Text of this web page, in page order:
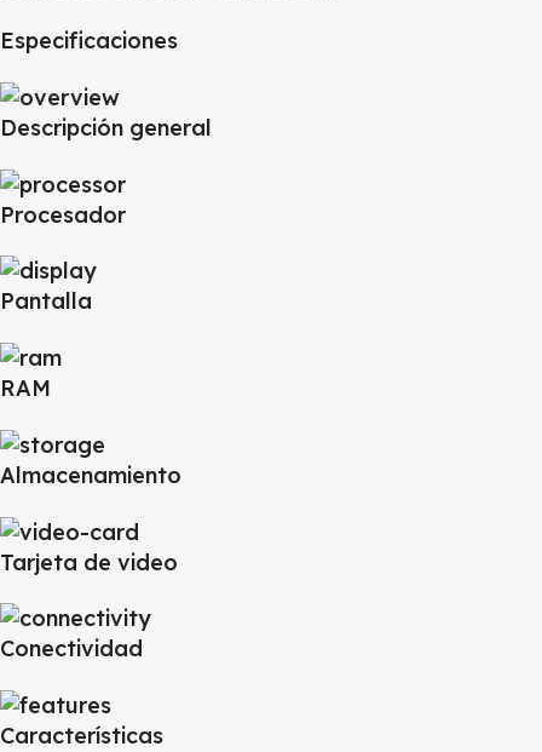
Especificaciones
Descripción general
Procesador
Pantalla
RAM
Almacenamiento
Tarjeta de video
Conectividad
Características